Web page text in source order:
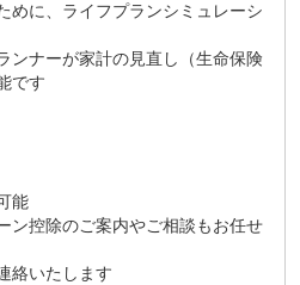
めに、ライフプランシミュレーシ
ンナーが家計の見直し（生命保険
です
能
ン控除のご案内やご相談もお任せ
絡いたします